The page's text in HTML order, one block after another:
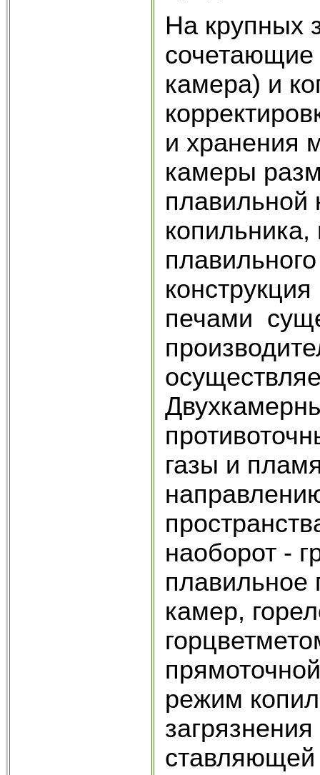
На крупных
сочетающие
камера) и
и хранения
камеры
печами
газы и
наоборот -
плавильное
камер,
режим
ставляющей